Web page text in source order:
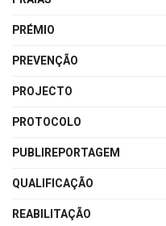
PRÉMIO
PREVENÇÃO
PROJECTO
PROTOCOLO
PUBLIREPORTAGEM
QUALIFICAÇÃO
REABILITAÇÃO